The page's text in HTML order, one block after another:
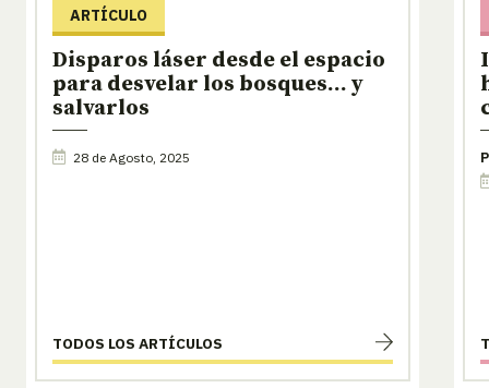
ARTÍCULO
Disparos láser desde el espacio
para desvelar los bosques… y
salvarlos
28 de Agosto, 2025
TODOS LOS ARTÍCULOS